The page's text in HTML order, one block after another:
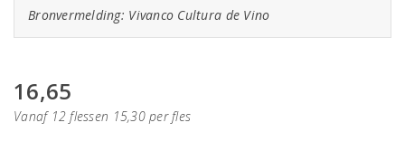
Bronvermelding: Vivanco Cultura de Vino
16,65
Vanaf 12 flessen 15,30 per fles